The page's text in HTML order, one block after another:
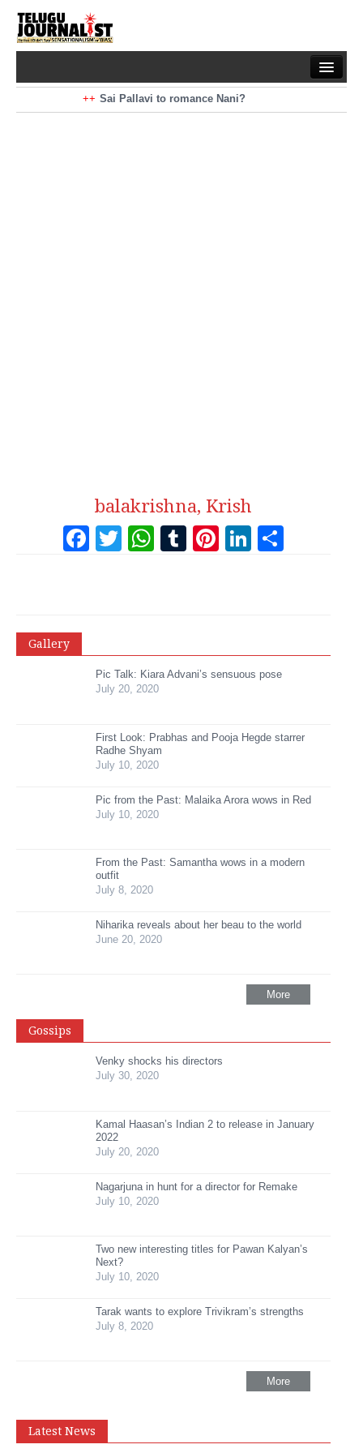
Sai Pallavi to romance Nani?
Kiara Advani to romance Pawan Kalyan
balakrishna, Krish
Facebook
Twitter
WhatsApp
Tumblr
Pinterest
Gallery
Pic Talk: Kiara Advani’s sensuous pose
July 20, 2020
First Look: Prabhas and Pooja Hegde starrer
Radhe Shyam
July 10, 2020
Pic from the Past: Malaika Arora wows in Red
July 10, 2020
From the Past: Samantha wows in a modern
outfit
July 8, 2020
Niharika reveals about her beau to the world
June 20, 2020
More
Gossips
Venky shocks his directors
July 30, 2020
Kamal Haasan’s Indian 2 to release in January
2022
July 20, 2020
Nagarjuna in hunt for a director for Remake
July 10, 2020
Two new interesting titles for Pawan Kalyan’s
Next?
July 10, 2020
Tarak wants to explore Trivikram’s strengths
July 8, 2020
More
Latest News